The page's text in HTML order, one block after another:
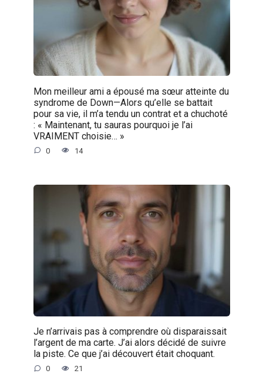
Mon meilleur ami a épousé ma sœur atteinte du
syndrome de Down—Alors qu’elle se battait
pour sa vie, il m’a tendu un contrat et a chuchoté
: « Maintenant, tu sauras pourquoi je l’ai
VRAIMENT choisie… »
0 14
Je n’arrivais pas à comprendre où disparaissait
l’argent de ma carte. J’ai alors décidé de suivre
la piste. Ce que j’ai découvert était choquant.
0 21